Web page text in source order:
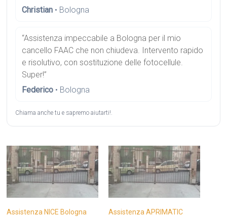
Christian • Bologna
“Assistenza impeccabile a Bologna per il mio
cancello FAAC che non chiudeva. Intervento rapido
e risolutivo, con sostituzione delle fotocellule.
Super!”
Federico • Bologna
Chiama anche tu e sapremo aiutarti!.
Assistenza NICE Bologna
Assistenza APRIMATIC